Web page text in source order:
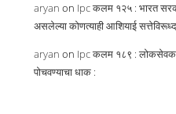
aryan on Ipc कलम १२५ : भारत
असलेल्या कोणत्याही आशियाई
aryan on Ipc कलम १८९ :
पोचवण्याचा धाक :